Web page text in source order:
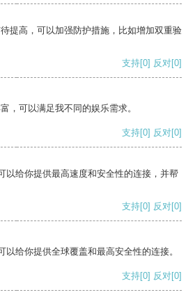
提高，可以加强防护措施，比如增加双重验
支持[0] 反对[0]
，可以满足我不同的娱乐需求。
支持[0] 反对[0]
以给你提供最高速度和安全性的连接，并帮
支持[0] 反对[0]
给你提供全球覆盖和最高安全性的连接。
支持[0] 反对[0]